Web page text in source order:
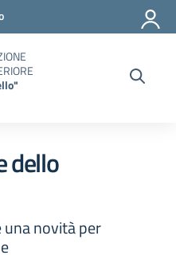
dello
una novità per